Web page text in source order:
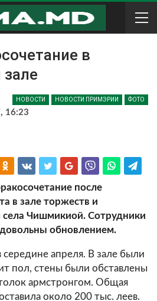
в
НОВОСТИ НОВОСТИ ПРИМЭРИИ ФОТО
16:23
после
в зале торжеств и
села Чишмикиой. Сотрудники
обновлением.
середине апреля. В зале были
пол, стены были обставлены
армстронгом. Общая
около 200 тыс. леев.